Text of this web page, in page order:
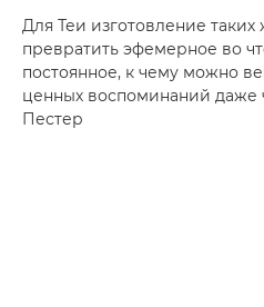
Для Теи изготовление
превратить эфемерное во
постоянное, к чему можно
ценных воспоминаний даже
Пестер